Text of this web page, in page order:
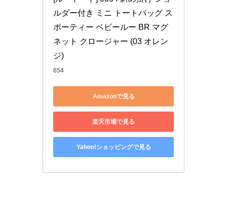
ルダー付き ミニ トートバッグ ス
ポーティー ベビールー BR マグ
ネット クロージャー (03 オレン
ジ)
654
Amazonで見る
楽天市場で見る
Yahoo!ショッピングで見る